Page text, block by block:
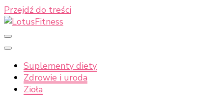
Przejdź do treści
LotusFitness
Suplementy diety
Zdrowie i uroda
Zioła